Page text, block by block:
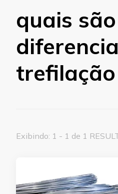
quais
Exibindo: 1 - 1 de 1